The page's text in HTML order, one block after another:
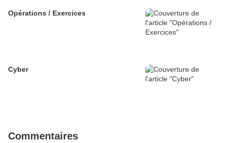
Opérations / Exercices
Cyber
Commentaires